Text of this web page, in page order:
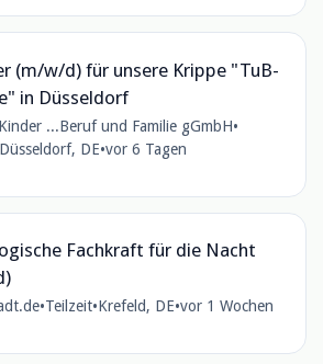
(m/w/d) für unsere Krippe "TuB-
in Düsseldorf
...Beruf und Familie gGmbH•
Düsseldorf, DE•vor 6 Tagen
Fachkraft für die Nacht
•Teilzeit•Krefeld, DE•vor 1 Wochen